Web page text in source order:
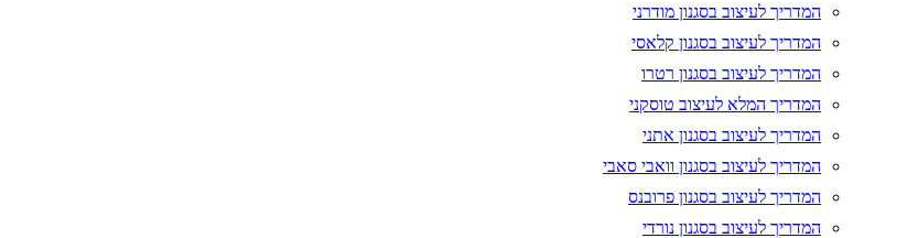
המדריך לעיצוב בסגנון מודרני
המדריך לעיצוב בסגנון קלאסי
המדריך לעיצוב בסגנון רטרו
המדריך המלא לעיצוב טוסקני
המדריך לעיצוב בסגנון אתני
המדריך לעיצוב בסגנון וואבי סאבי
המדריך לעיצוב בסגנון פרובנס
המדריך לעיצוב בסגנון נורדי